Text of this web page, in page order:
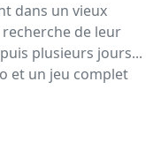
dans un vieux
de leur
plusieurs jours...
et un jeu complet